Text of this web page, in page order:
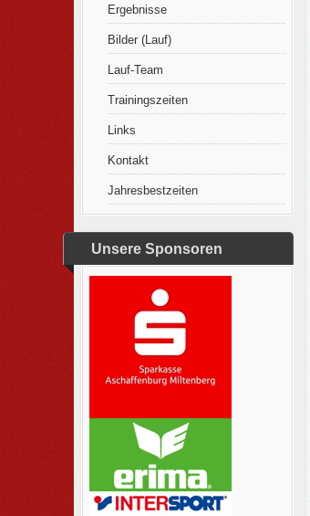
Ergebnisse
Bilder (Lauf)
Lauf-Team
Trainingszeiten
Links
Kontakt
Jahresbestzeiten
Unsere Sponsoren